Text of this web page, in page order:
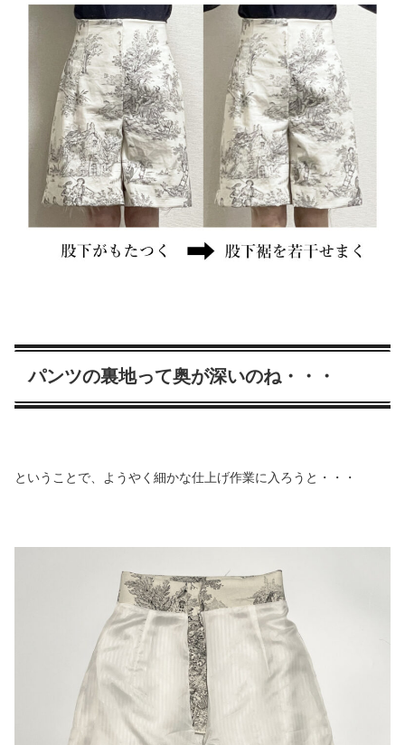
パンツの裏地って奥が深いのね・・・
ということで、ようやく細かな仕上げ作業に入ろうと・・・